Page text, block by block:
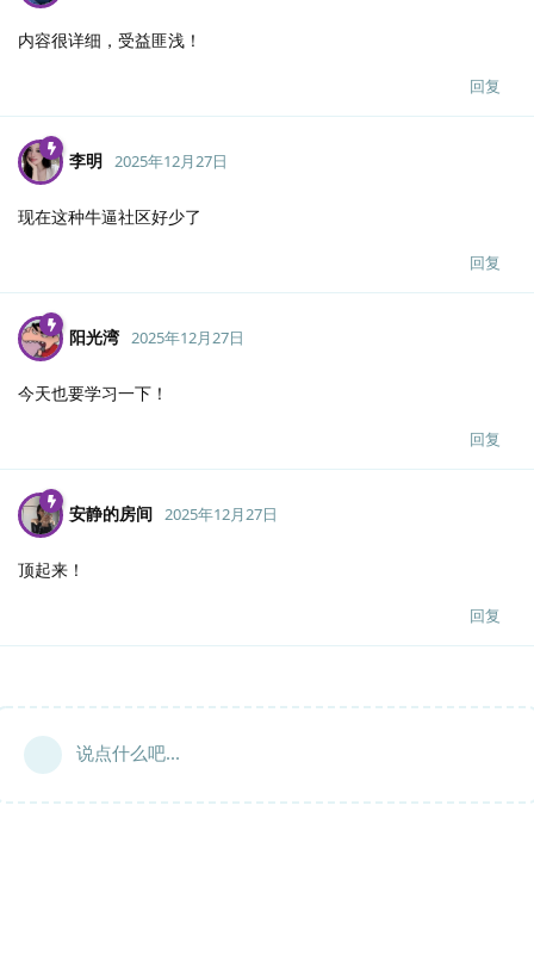
内容很详细，受益匪浅！
回复
李明 2025年12月27日
现在这种牛逼社区好少了
回复
阳光湾 2025年12月27日
今天也要学习一下！
回复
安静的房间 2025年12月27日
顶起来！
回复
说点什么吧...